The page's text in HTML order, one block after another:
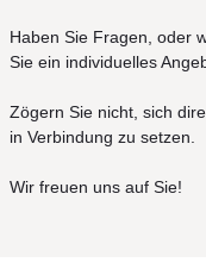
Haben Sie Fragen, oder
Sie ein individuelles
Zögern Sie nicht, sich
in Verbindung zu setzen.
Wir freuen uns auf Sie!